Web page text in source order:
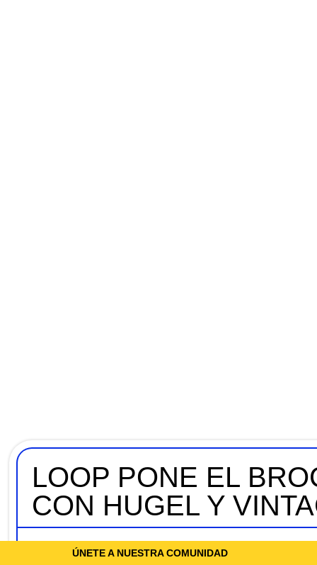
ÚNETE A NUESTRA COMUNIDAD
LOOP PONE EL
CON HUGEL Y
NOTICIAS SHARE